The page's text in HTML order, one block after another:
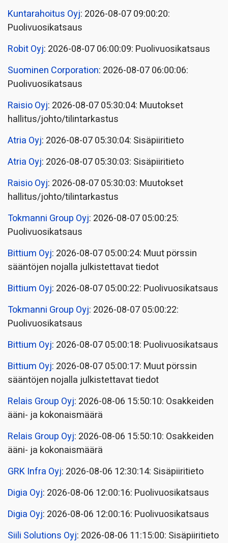
Kuntarahoitus Oyj: 2026-08-07 09:00:20:
Puolivuosikatsaus
Robit Oyj: 2026-08-07 06:00:09: Puolivuosikatsaus
Suominen Corporation: 2026-08-07 06:00:06:
Puolivuosikatsaus
Raisio Oyj: 2026-08-07 05:30:04: Muutokset
hallitus/johto/tilintarkastus
Atria Oyj: 2026-08-07 05:30:04: Sisäpiiritieto
Atria Oyj: 2026-08-07 05:30:03: Sisäpiiritieto
Raisio Oyj: 2026-08-07 05:30:03: Muutokset
hallitus/johto/tilintarkastus
Tokmanni Group Oyj: 2026-08-07 05:00:25:
Puolivuosikatsaus
Bittium Oyj: 2026-08-07 05:00:24: Muut pörssin
sääntöjen nojalla julkistettavat tiedot
Bittium Oyj: 2026-08-07 05:00:22: Puolivuosikatsaus
Tokmanni Group Oyj: 2026-08-07 05:00:22:
Puolivuosikatsaus
Bittium Oyj: 2026-08-07 05:00:18: Puolivuosikatsaus
Bittium Oyj: 2026-08-07 05:00:17: Muut pörssin
sääntöjen nojalla julkistettavat tiedot
Relais Group Oyj: 2026-08-06 15:50:10: Osakkeiden
ääni- ja kokonaismäärä
Relais Group Oyj: 2026-08-06 15:50:10: Osakkeiden
ääni- ja kokonaismäärä
GRK Infra Oyj: 2026-08-06 12:30:14: Sisäpiiritieto
Digia Oyj: 2026-08-06 12:00:16: Puolivuosikatsaus
Digia Oyj: 2026-08-06 12:00:16: Puolivuosikatsaus
Siili Solutions Oyj: 2026-08-06 11:15:00: Sisäpiiritieto